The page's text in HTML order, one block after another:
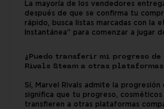
La mayoría de los vendedores
después de que se confirma tu
rápido, busca listas marcadas con la
Instantánea” para comenzar a jugar
¿Puedo transferir mi progreso de
Rivals Steam a otras
Sí, Marvel Rivals admite la progresión
significa que tu progreso, cosméticos
transfieren a otras plataformas